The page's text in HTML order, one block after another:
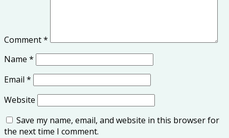
Comment*
Name *
Email *
Website
Save my name, email, and website in this browser for
the next time I comment.